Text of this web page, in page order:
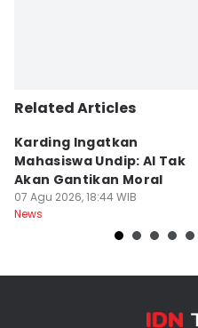
Related Articles
Karding Ingatkan
Mahasiswa Undip: AI Tak
Akan Gantikan Moral
07 Agu 2026, 18:44 WIB
News